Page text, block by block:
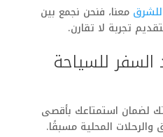
للشرق معنا، فنحن نجمع بين
تجربة لا تقارن.
للسياحة
لضمان استمتاعك بأقصى
والرحلات المحلية مسبقًا.